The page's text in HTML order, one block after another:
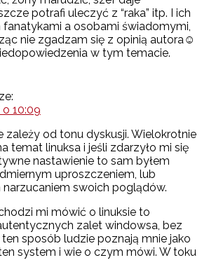
potrafi uleczyć z “raka” itp. I ich
fanatykami a osobami świadomymi,
nie zgadzam się z opinią autora☺
w tym temacie.
o 10:09
zależy od tonu dyskusji. Wielokrotnie
temat linuksa i jeśli zdarzyło mi się
nastawienie to sam byłem
uproszczeniem, lub
swoich poglądów.
mi mówić o linuksie to
zalet windowsa, bez
sposób ludzie poznają mnie jako
system i wie o czym mówi. W toku